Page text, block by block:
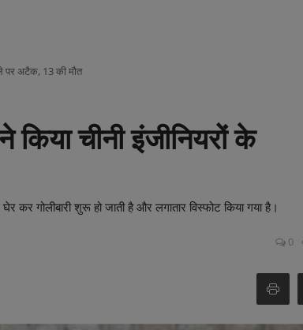
पर अटैक, 13 की मौत
चीनी इंजीनियरों के
कर गोलीबारी शुरू हो जाती है और लगातार विस्फोट किया गया है।
0